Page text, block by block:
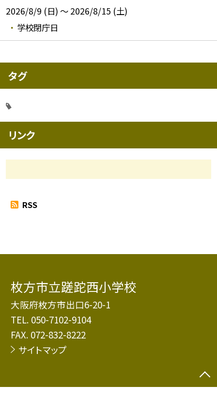
2026/8/9 (日) ～ 2026/8/15 (土)
学校閉庁日
タグ
リンク
RSS
枚方市立蹉跎西小学校
大阪府枚方市出口6-20-1
TEL. 050-7102-9104
FAX. 072-832-8222
サイトマップ